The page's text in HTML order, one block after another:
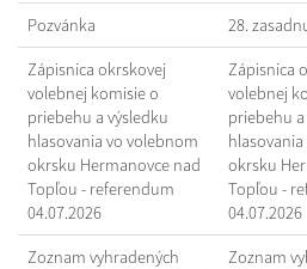
Pozvánka 28.
Zápisnica okrskovej
volebnej komisie o
priebehu a výsledku
hlasovania vo volebnom
okrsku Hermanovce nad
Topľou - referendum
04.07.2026
Zápisnica
volebnej
priebehu
okrsku
Topľou -
04.07.2026
Zoznam vyhradených
Zoznam